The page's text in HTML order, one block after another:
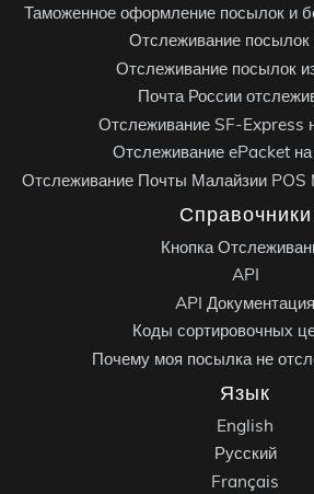
Таможенное оформление посылок и
Отслеживание посылок
Отслеживание посылок
Почта России
Отслеживание SF-Express
Отслеживание ePacket
Отслеживание Почты Малайзии POS
Справочники
Кнопка
API
API Документация
Коды сортировочных
Почему моя посылка не
Язык
English
Русский
Français